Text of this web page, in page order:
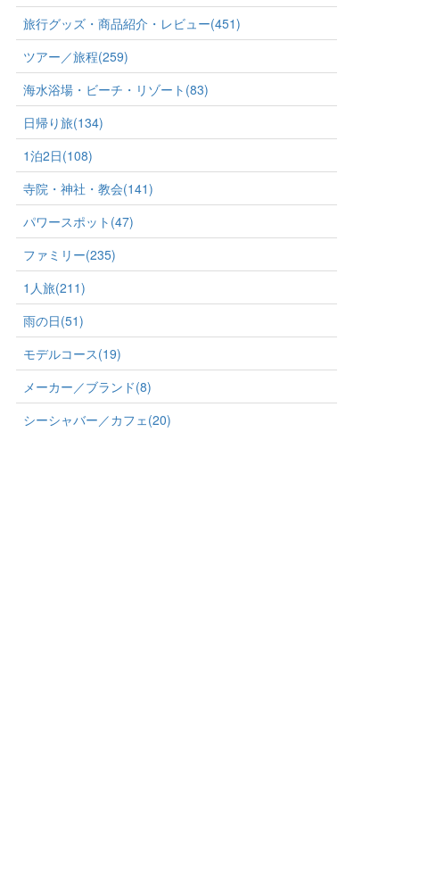
旅行グッズ・商品紹介・レビュー(451)
ツアー／旅程(259)
海水浴場・ビーチ・リゾート(83)
日帰り旅(134)
1泊2日(108)
寺院・神社・教会(141)
パワースポット(47)
ファミリー(235)
1人旅(211)
雨の日(51)
モデルコース(19)
メーカー／ブランド(8)
シーシャバー／カフェ(20)